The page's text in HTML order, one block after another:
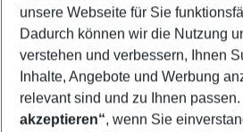
Mehr Filter
unsere Webseite für Sie
Dadurch können wir die Nutzung
verstehen und verbessern, Ihnen
Inhalte, Angebote und Werbung
relevant sind und zu Ihnen
akzeptieren“, wenn Sie